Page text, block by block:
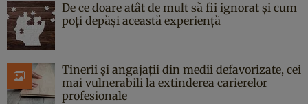
De ce doare atât de mult să fii ignorat și cum
poți depăși această experiență
Tinerii și angajații din medii defavorizate, cei
mai vulnerabili la extinderea carierelor
profesionale